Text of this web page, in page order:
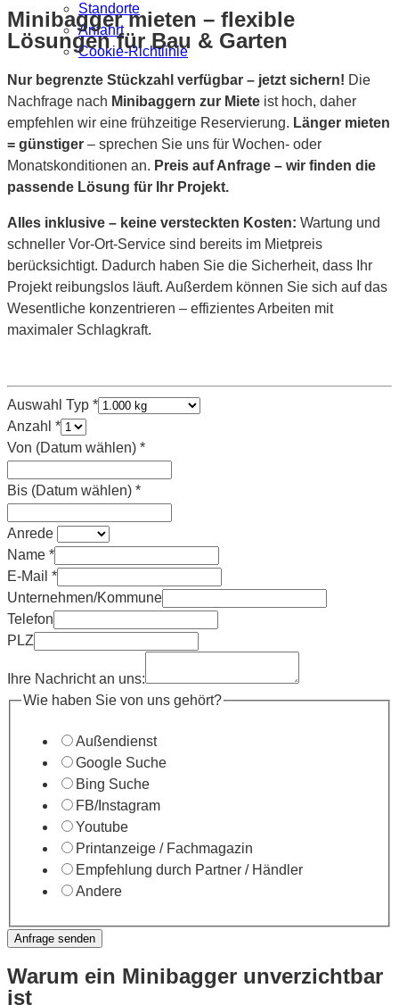
Standorte
Anfahrt
Cookie-Richtlinie
Minibagger mieten – flexible
Lösungen für Bau & Garten
Nur begrenzte Stückzahl verfügbar – jetzt sichern! Die
Nachfrage nach Minibaggern zur Miete ist hoch, daher
empfehlen wir eine frühzeitige Reservierung. Länger mieten
= günstiger – sprechen Sie uns für Wochen- oder
Monatskonditionen an. Preis auf Anfrage – wir finden die
passende Lösung für Ihr Projekt.
Alles inklusive – keine versteckten Kosten: Wartung und
schneller Vor-Ort-Service sind bereits im Mietpreis
berücksichtigt. Dadurch haben Sie die Sicherheit, dass Ihr
Projekt reibungslos läuft. Außerdem können Sie sich auf das
Wesentliche konzentrieren – effizientes Arbeiten mit
maximaler Schlagkraft.
Typ
Layout
Auswahl Typ *
Anzahl *
Von (Datum wählen) *
Bis (Datum wählen) *
Anrede
Name *
E-Mail *
Unternehmen/Kommune
Telefon
PLZ
Ihre Nachricht an uns:
Wie haben Sie von uns gehört?
Außendienst
Google Suche
Bing Suche
FB/Instagram
Youtube
Printanzeige / Fachmagazin
Empfehlung durch Partner / Händler
Andere
Anfrage senden
Warum ein Minibagger unverzichtbar
ist